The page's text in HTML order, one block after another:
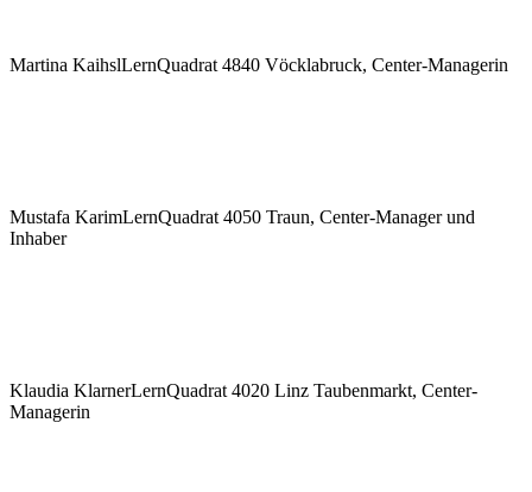
Martina KaihslLernQuadrat 4840 Vöcklabruck, Center-Managerin
Mustafa KarimLernQuadrat 4050 Traun, Center-Manager und
Inhaber
Klaudia KlarnerLernQuadrat 4020 Linz Taubenmarkt, Center-
Managerin